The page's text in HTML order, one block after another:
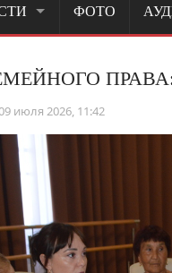
ФОТО
июля 2026, 11:42